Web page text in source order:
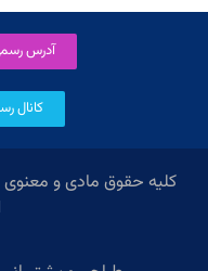
آدرس
کانال
کلیه حقوق مادی و